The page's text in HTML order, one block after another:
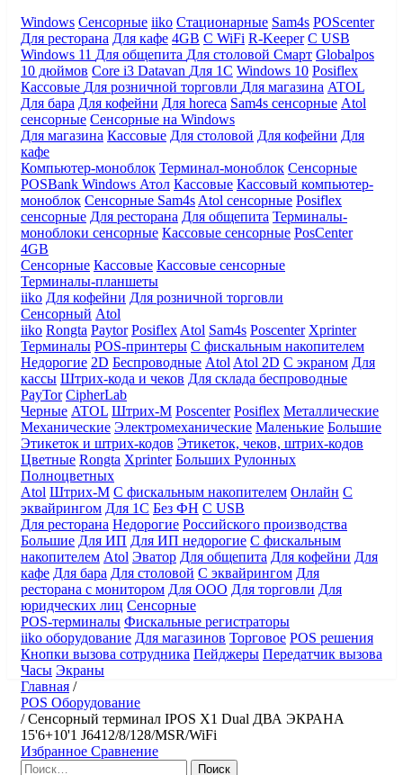
Windows Сенсорные iiko Стационарные Sam4s POScenter
Для ресторана Для кафе 4GB С WiFi R-Keeper С USB
Windows 11 Для общепита Для столовой Смарт Globalpos
10 дюймов Core i3 Datavan Для 1С Windows 10 Posiflex
Кассовые Для розничной торговли Для магазина ATOL
Для бара Для кофейни Для horeca Sam4s сенсорные Atol
сенсорные Сенсорные на Windows
Для магазина Кассовые Для столовой Для кофейни Для
кафе
Компьютер-моноблок Терминал-моноблок Сенсорные
POSBank Windows Атол Кассовые Кассовый компьютер-
моноблок Сенсорные Sam4s Atol сенсорные Posiflex
сенсорные Для ресторана Для общепита Терминалы-
моноблоки сенсорные Кассовые сенсорные PosCenter
4GB
Сенсорные Кассовые Кассовые сенсорные
Терминалы-планшеты
iiko Для кофейни Для розничной торговли
Сенсорный Atol
iiko Rongta Paytor Posiflex Atol Sam4s Poscenter Xprinter
Терминалы POS-принтеры С фискальным накопителем
Недорогие 2D Беспроводные Atol Atol 2D С экраном Для
кассы Штрих-кода и чеков Для склада беспроводные
PayTor CipherLab
Черные ATOL Штрих-М Poscenter Posiflex Металлические
Механические Электромеханические Маленькие Большие
Этикеток и штрих-кодов Этикеток, чеков, штрих-кодов
Цветные Rongta Xprinter Больших Рулонных
Полноцветных
Atol Штрих-М С фискальным накопителем Онлайн С
эквайрингом Для 1С Без ФН С USB
Для ресторана Недорогие Российского производства
Большие Для ИП Для ИП недорогие С фискальным
накопителем Atol Эватор Для общепита Для кофейни Для
кафе Для бара Для столовой С эквайрингом Для
ресторана с монитором Для ООО Для торговли Для
юридческих лиц Сенсорные
POS-терминалы Фискальные регистраторы
iiko оборудование Для магазинов Торговое POS решения
Кнопки вызова сотрудника Пейджеры Передатчик вызова
Часы Экраны
Главная /
POS Оборудование
/Сенсорный терминал IPOS X1 Dual ДВА ЭКРАНА
15'6+10'1 J6412/8/128/MSR/WiFi
Избранное Сравнение
Найти: